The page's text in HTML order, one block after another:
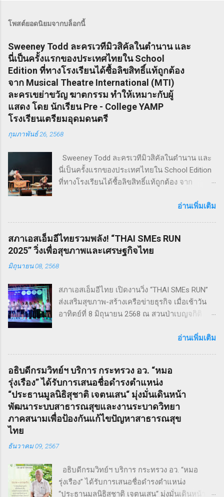
โพสต์ยอดนิยมจากบล็อกนี้
Sweeney Todd ละครเวทีมิวสิคัลในตำนาน และ
นี่เป็นครั้งแรกของประเทศไทยใน School
Edition ที่ทางโรงเรียนได้ซื้อลิขสิทธิ์แท้ถูกต้อง
จาก Musical Theatre International (MTI)
ละครเขย่าขวัญ ฆาตกรรม ทำให้เหมาะกับผู้
แสดง โดย นักเรียน Pre - College YAMP
โรงเรียนเตรียมอุดมดนตรี
กุมภาพันธ์ 26, 2568
Sweeney Todd ละครเวทีมิวสิคัลในตำนาน และ
นี่เป็นครั้งแรกของประเทศไทยใน School Edition
ที่ทางโรงเรียนได้ซื้อลิขสิทธิ์แท้ถูกต้อง จาก
ขวัญ ฆาตกรรม ทำให้เหมาะกับผู้แสดง โดย
!! โดยเลือกเป็น School Edition ที่ลดบทให้ดู
เหมาะสม แต่ยังคงไว้ซึ่งความเข้มข้น! กำกับการ
แสดงโดย ดำเกิง ฐิตะปิยะศักดิ์ หรือ คุณบิ๊ก
ช่างตัดผมชาวอังกฤษ ที่สูญเสียภรรยาและลูกไป
จนเกิดเป็นความแค้นที่นำไปสู่โศกอนาถตกรรม
เลวร้ายในที่สุด โดยตัวละคร Sweeney Todd มีต้น
ความนิยมอย่างต่อเนื่อง ซึ่งรู้จักกันในชื่อ Penny
ฤดูหนาวของปี ค.ศ. 1846 – 1847 เรื่องราวของ
Sweeney Todd ยังเคยถูกนำไปดัดแปลงเป็น
ภาพยนตร์เพลงด้วยชื่อเดียวกันในปี ค.ศ. 2007
หรือ พ.ศ. 2550 ซึ่งกำกับโดย Timothy Walter
Burt...
อ่านเพิ่มเติม
สภาเอสเอ็มอีไทยรวมพลัง! “THAI SMEs RUN
2025” วิ่งเพื่อสุขภาพและเศรษฐกิจไทย
มิถุนายน 08, 2568
สภาเอสเอ็มอีไทย เปิดงานวิ่ง “THAI SMEs RUN”
ส่งเสริมสุขภาพ-สร้างเครือข่ายธุรกิจ เมื่อเช้าวัน
อาทิตย์ที่ 8 มิถุนายน 2568 ณ สวนป่าเบญจกิติ
ไทย (สภาเอสเอ็มอีไทย) จัดงานวิ่งมินิมาราธอน
ข่ายธุรกิจระหว่าง ผู้ประกอบการ SMEs และ
ประชาชน ทั่วไป ภายใต้แนวคิด “We Go We
Grow We Goal” ที่เน้นการก้าวไปข้างหน้า เติบโต
อย่างมั่นคง และมุ่งสู่เป้าหมายร่วมกัน งานวิ่ง THAI
SMEs RUN: สุขภาพดี เครือข่ายแน่น งานนี้เต็มไป
Marathon (9 กม.) และ Fun Run (4.5 กม.) ผู้เข้า
ลุ้นถ้วยรางวัล Overall สำหรับผู้เข้าเส้นชัยอันดับ
ต้น ๆ นอกจากส่งเสริมสุขภาพ งานนี้ยังเป็นเวที
สำคัญสำหรับ การสร้างเครือข่ายธุรกิจ แลก
อ่านเพิ่มเติม
อธิบดีกรมวิทย์ฯ บริการ กระทรวง อว. “หมอ
รุ่งเรือง” ได้รับการเสนอชื่อดำรงตำแหน่ง
“ประธานมูลนิธิสุชาติ เจตนเสน“ มุ่งมั่นเดินหน้า
พัฒนาระบบสาธารณสุขและงานระบาดวิทยา
ภาคสนามเพื่อป้องกันแก้ไขปัญหาสาธารณสุข
ไทย
ธันวาคม 09, 2567
อธิบดีกรมวิทย์ฯ บริการ กระทรวง อว. “หมอ
รุ่งเรือง” ได้รับการเสนอชื่อดำรงตำแหน่ง
“ประธานมูลนิธิสุชาติ เจตนเสน“ มุ่งมั่นเดินหน้า